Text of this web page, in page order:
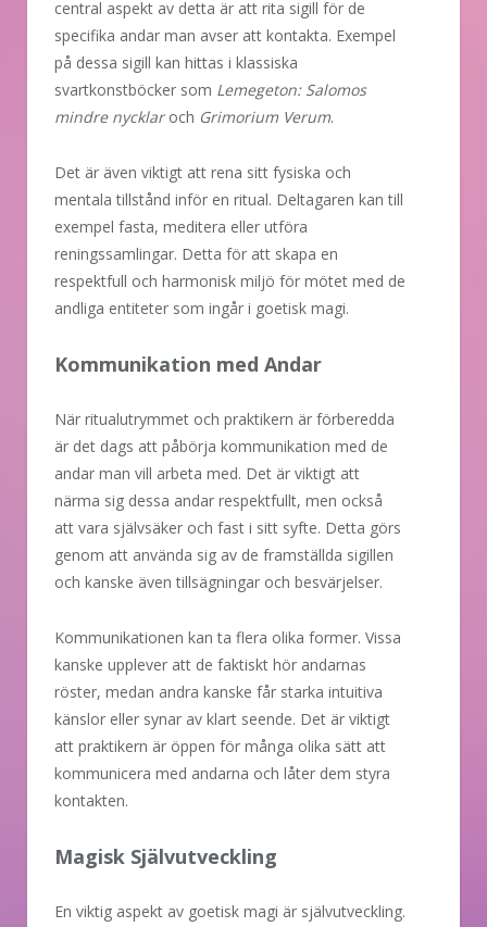
central aspekt av detta är att rita sigill för de
specifika andar man avser att kontakta. Exempel
på dessa sigill kan hittas i klassiska
svartkonstböcker som Lemegeton: Salomos
mindre nycklaroch Grimorium Verum.
Det är även viktigt att rena sitt fysiska och
mentala tillstånd inför en ritual. Deltagaren kan till
exempel fasta, meditera eller utföra
reningssamlingar. Detta för att skapa en
respektfull och harmonisk miljö för mötet med de
andliga entiteter som ingår i goetisk magi.
Kommunikation med Andar
När ritualutrymmet och praktikern är förberedda
är det dags att påbörja kommunikation med de
andar man vill arbeta med. Det är viktigt att
närma sig dessa andar respektfullt, men också
att vara självsäker och fast i sitt syfte. Detta görs
genom att använda sig av de framställda sigillen
och kanske även tillsägningar och besvärjelser.
Kommunikationen kan ta flera olika former. Vissa
kanske upplever att de faktiskt hör andarnas
röster, medan andra kanske får starka intuitiva
känslor eller synar av klart seende. Det är viktigt
att praktikern är öppen för många olika sätt att
kommunicera med andarna och låter dem styra
kontakten.
Magisk Självutveckling
En viktig aspekt av goetisk magi är självutveckling.